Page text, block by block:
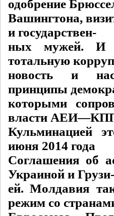
одобрение
Вашингтона,
и государствен-
ных мужей. И
тотальную
новость и
принципы
которыми
власти
Кульминацией
июня 2014 года
Соглашения об
Украиной и Грузи-
ей. Молдавия
режим со